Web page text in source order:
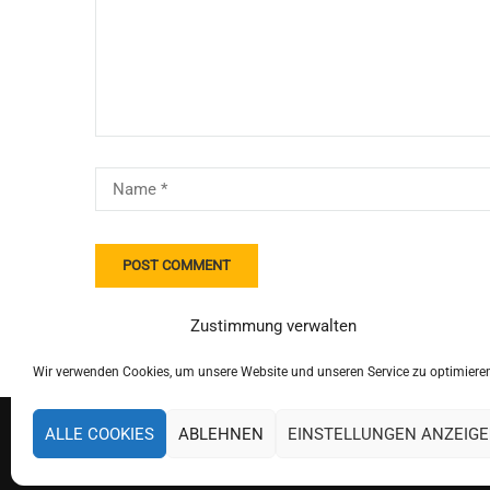
Zustimmung verwalten
Wir verwenden Cookies, um unsere Website und unseren Service zu
ALLE COOKIES ABLEHNEN EINSTELLUNGEN